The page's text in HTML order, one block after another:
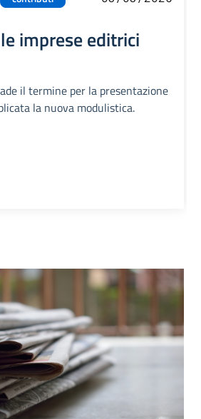
imprese editrici
il termine per la presentazione
la nuova modulistica.